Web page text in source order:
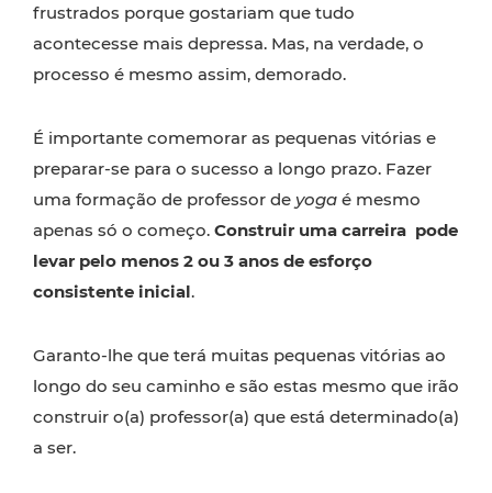
frustrados porque gostariam que tudo
acontecesse mais depressa. Mas, na verdade, o
processo é mesmo assim, demorado.
É importante comemorar as pequenas vitórias e
preparar-se para o sucesso a longo prazo. Fazer
uma formação de professor de yoga é mesmo
apenas só o começo. Construir uma carreira pode
levar pelo menos 2 ou 3 anos de esforço
consistente inicial.
Garanto-lhe que terá muitas pequenas vitórias ao
longo do seu caminho e são estas mesmo que irão
construir o(a) professor(a) que está determinado(a)
a ser.